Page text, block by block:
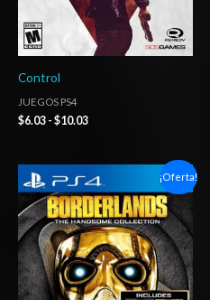
Control
JUEGOS PS4
$6.03 - $10.03
¡Oferta!
de
precios:
desde
$6.03
hasta
$10.03